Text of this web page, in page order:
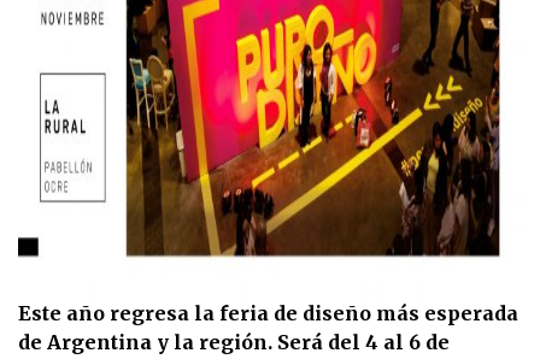
Este año regresa la feria de diseño más esperada
de Argentina y la región. Será del 4 al 6 de